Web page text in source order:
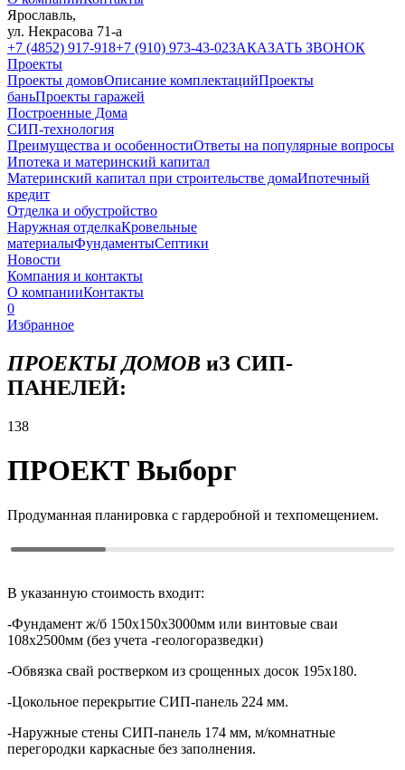
Ярославль,
ул. Некрасова 71-а
+7 (4852) 917-918+7 (910) 973-43-02ЗАКАЗАТЬ ЗВОНОК
Проекты
Проекты домовОписание комплектацийПроекты
баньПроекты гаражей
Построенные Дома
СИП-технология
Преимущества и особенностиОтветы на популярные вопросы
Ипотека и материнский капитал
Материнский капитал при строительстве домаИпотечный
кредит
Отделка и обустройство
Наружная отделкаКровельные
материалыФундаментыСептики
Новости
Компания и контакты
О компанииКонтакты
0
Избранное
ПРОЕКТЫ ДОМОВ иЗ СИП-
ПАНЕЛЕЙ:
138
ПРОЕКТ Выборг
Продуманная планировка с гардеробной и техпомещением.
В указанную стоимость входит:
-Фундамент ж/б 150х150х3000мм или винтовые сваи
108х2500мм (без учета -геологоразведки)
-Обвязка свай ростверком из срощенных досок 195х180.
-Цокольное перекрытие СИП-панель 224 мм.
-Наружные стены СИП-панель 174 мм, м/комнатные
перегородки каркасные без заполнения.